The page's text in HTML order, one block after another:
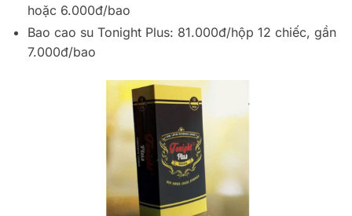
hoặc 6.000đ/bao
Bao cao su Tonight Plus: 81.000đ/hộp 12 chiếc, gần
7.000đ/bao